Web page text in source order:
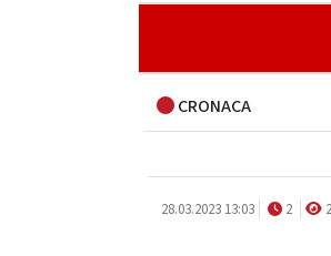
CRONACA
28.03.2023 13:03 2